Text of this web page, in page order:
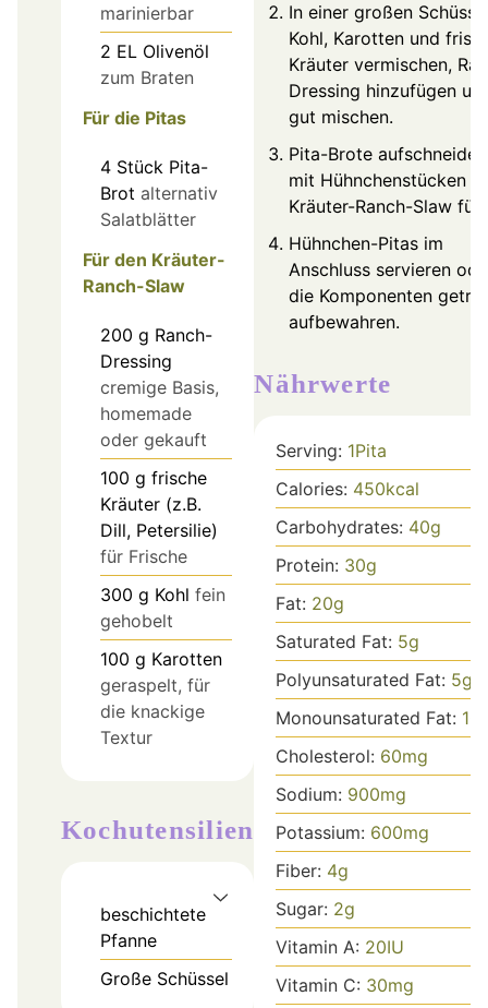
marinierbar
2 EL Olivenöl
zum Braten
Für die Pitas
4 Stück Pita-
Brot alternativ
Salatblätter
Für den Kräuter-
Ranch-Slaw
200 g Ranch-
Dressing
cremige Basis,
homemade
oder gekauft
100 g frische
Kräuter (z.B.
Dill, Petersilie)
für Frische
300 g Kohl fein
gehobelt
100 g Karotten
geraspelt, für
die knackige
Textur
Kochutensilien
beschichtete
Pfanne
Große Schüssel
In einer großen
Kohl, Karotten und
Kräuter vermischen,
Dressing hinzufügen
gut mischen.
Pita-Brote
mit Hühnchenstücken
Kräuter-Ranch-Slaw
Hühnchen-Pitas im
Anschluss servieren
die Komponenten
aufbewahren.
Nährwerte
Serving: 1Pita
Calories: 450kcal
Carbohydrates: 40g
Protein: 30g
Fat: 20g
Saturated Fat: 5g
Polyunsaturated Fat: 5g
Monounsaturated Fat: 10
Cholesterol: 60mg
Sodium: 900mg
Potassium: 600mg
Fiber: 4g
Sugar: 2g
Vitamin A: 20IU
Vitamin C: 30mg